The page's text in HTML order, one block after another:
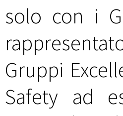
solo con i
Gruppi
Safety ad